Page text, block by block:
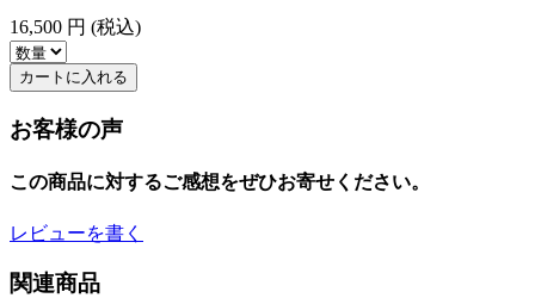
16,500 円 (税込)
カートに入れる
お客様の声
この商品に対するご感想をぜひお寄せください。
レビューを書く
関連商品